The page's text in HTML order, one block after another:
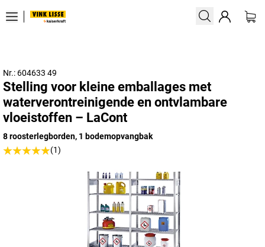
Nr.: 604633 49
Stelling voor kleine emballages met
waterverontreinigende en ontvlambare
vloeistoffen – LaCont
8 roosterlegborden, 1 bodemopvangbak
(1)